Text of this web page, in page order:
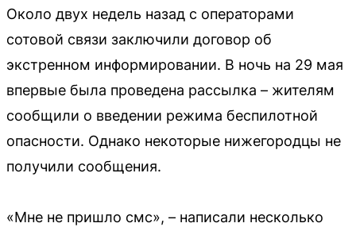
Около двух недель назад с операторами
сотовой связи заключили договор об
экстренном информировании. В ночь на 29 мая
впервые была проведена рассылка – жителям
сообщили о введении режима беспилотной
опасности. Однако некоторые нижегородцы не
получили сообщения.
«Мне не пришло смс», – написали несколько